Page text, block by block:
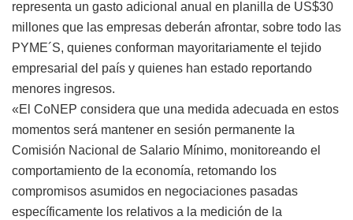
representa un gasto adicional anual en planilla de US$30
millones que las empresas deberán afrontar, sobre todo las
PYME´S, quienes conforman mayoritariamente el tejido
empresarial del país y quienes han estado reportando
menores ingresos.
«El CoNEP considera que una medida adecuada en estos
momentos será mantener en sesión permanente la
Comisión Nacional de Salario Mínimo, monitoreando el
comportamiento de la economía, retomando los
compromisos asumidos en negociaciones pasadas
específicamente los relativos a la medición de la